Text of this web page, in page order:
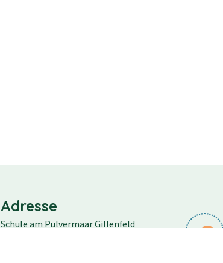
Adresse
Schule am Pulvermaar Gillenfeld